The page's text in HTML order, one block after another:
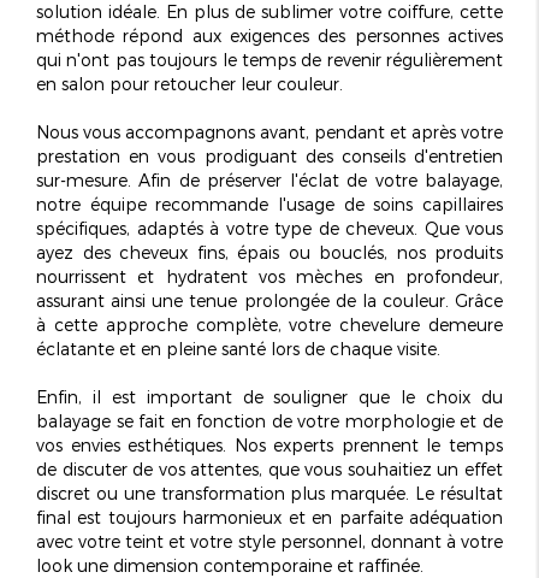
solution idéale. En plus de sublimer votre coiffure, cette
méthode répond aux exigences des personnes actives
qui n'ont pas toujours le temps de revenir régulièrement
en salon pour retoucher leur couleur.
Nous vous accompagnons avant, pendant et après votre
prestation en vous prodiguant des conseils d'entretien
sur-mesure . Afin de préserver l'éclat de votre balayage,
notre équipe recommande l'usage de soins capillaires
spécifiques, adaptés à votre type de cheveux. Que vous
ayez des cheveux fins, épais ou bouclés, nos produits
nourrissent et hydratent vos mèches en profondeur,
assurant ainsi une tenue prolongée de la couleur. Grâce
à cette approche complète, votre chevelure demeure
éclatante et en pleine santé lors de chaque visite.
Enfin, il est important de souligner que le choix du
balayage se fait en fonction de votre morphologie et de
vos envies esthétiques. Nos experts prennent le temps
de discuter de vos attentes, que vous souhaitiez un effet
discret ou une transformation plus marquée. Le résultat
final est toujours harmonieux et en parfaite adéquation
avec votre teint et votre style personnel, donnant à votre
look une dimension contemporaine et raffinée.